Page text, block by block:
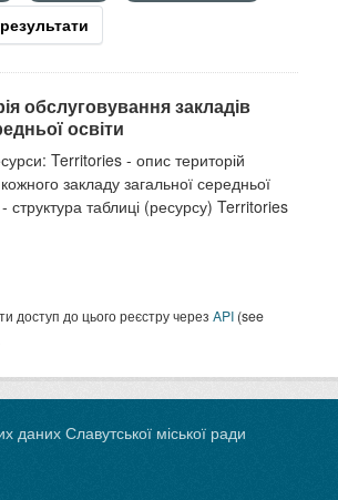
обслуговування закладів
освіти
Territories - опис територій
закладу загальної середньої
структура таблиці (ресурсу) Territories
доступ до цього реєстру через API (see
даних Славутської міської ради